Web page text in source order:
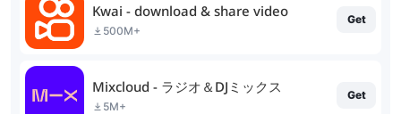
Kwai - download & share video
500M+
Get
Mixcloud - ラジオ＆DJミックス
5M+
Get